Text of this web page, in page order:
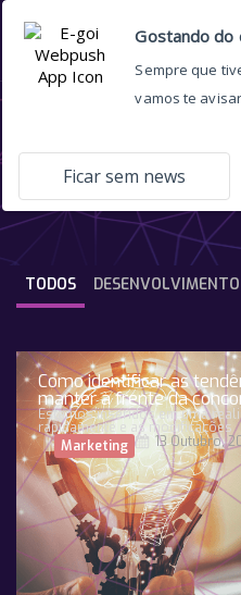
DESENVOLVIMENTO
TODOS
Como identificar as
manter à frente da
Estamos inseridos em uma
rapidamente e as modificações
Marketing
13 Outubro,